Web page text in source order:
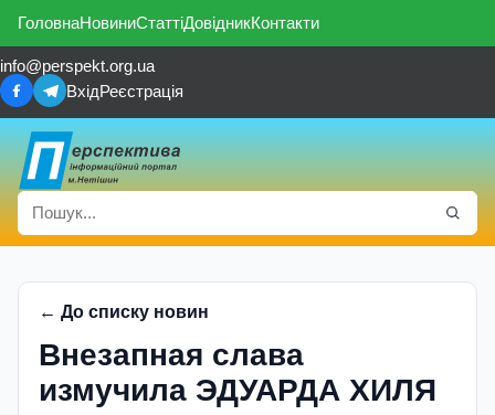
ГоловнаНовиниСтаттіДовідникКонтакти
info@perspekt.org.ua
ВхідРеєстрація
← До списку новин
Внезапная слава
измучила ЭДУАРДА ХИЛЯ